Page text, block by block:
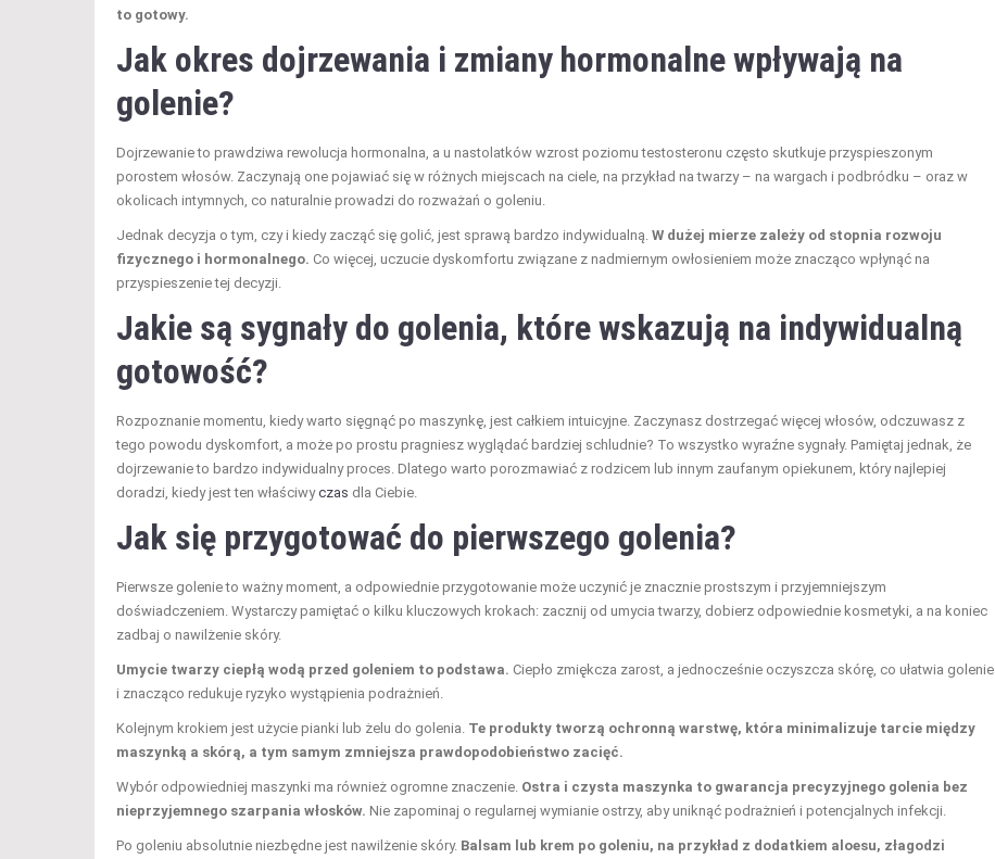
to gotowy.
Jak okres dojrzewania i zmiany hormonalne wpływają na
golenie?
Dojrzewanie to prawdziwa rewolucja hormonalna, a u nastolatków wzrost poziomu testosteronu często skutkuje przyspieszonym
porostem włosów. Zaczynają one pojawiać się w różnych miejscach na ciele, na przykład na twarzy – na wargach i podbródku – oraz w
okolicach intymnych, co naturalnie prowadzi do rozważań o goleniu.
Jednak decyzja o tym, czy i kiedy zacząć się golić, jest sprawą bardzo indywidualną. W dużej mierze zależy od stopnia rozwoju
fizycznego i hormonalnego. Co więcej, uczucie dyskomfortu związane z nadmiernym owłosieniem może znacząco wpłynąć na
przyspieszenie tej decyzji.
Jakie są sygnały do golenia, które wskazują na indywidualną
gotowość?
Rozpoznanie momentu, kiedy warto sięgnąć po maszynkę, jest całkiem intuicyjne. Zaczynasz dostrzegać więcej włosów, odczuwasz z
tego powodu dyskomfort, a może po prostu pragniesz wyglądać bardziej schludnie? To wszystko wyraźne sygnały. Pamiętaj jednak, że
dojrzewanie to bardzo indywidualny proces. Dlatego warto porozmawiać z rodzicem lub innym zaufanym opiekunem, który najlepiej
doradzi, kiedy jest ten właściwyczas dla Ciebie.
Jak się przygotować do pierwszego golenia?
Pierwsze golenie to ważny moment, a odpowiednie przygotowanie może uczynić je znacznie prostszym i przyjemniejszym
doświadczeniem. Wystarczy pamiętać o kilku kluczowych krokach: zacznij od umycia twarzy, dobierz odpowiednie kosmetyki, a na koniec
zadbaj o nawilżenie skóry.
Umycie twarzy ciepłą wodą przed goleniem to podstawa. Ciepło zmiękcza zarost, a jednocześnie oczyszcza skórę, co ułatwia golenie
i znacząco redukuje ryzyko wystąpienia podrażnień.
Kolejnym krokiem jest użycie pianki lub żelu do golenia. Te produkty tworzą ochronną warstwę, która minimalizuje tarcie między
maszynką a skórą, a tym samym zmniejsza prawdopodobieństwo zacięć.
Wybór odpowiedniej maszynki ma również ogromne znaczenie. Ostra i czysta maszynka to gwarancja precyzyjnego golenia bez
nieprzyjemnego szarpania włosków. Nie zapominaj o regularnej wymianie ostrzy, aby uniknąć podrażnień i potencjalnych infekcji.
Po goleniu absolutnie niezbędne jest nawilżenie skóry. Balsam lub krem po goleniu, na przykład z dodatkiem aloesu, złagodzi